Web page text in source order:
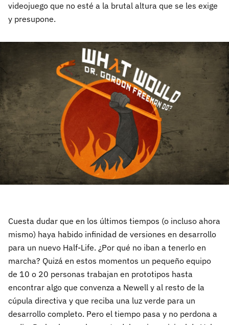
videojuego que no esté a la brutal altura que se les exige
y presupone.
Cuesta dudar que en los últimos tiempos (o incluso ahora
mismo) haya habido infinidad de versiones en desarrollo
para un nuevo Half-Life. ¿Por qué no iban a tenerlo en
marcha? Quizá en estos momentos un pequeño equipo
de 10 o 20 personas trabajan en prototipos hasta
encontrar algo que convenza a Newell y al resto de la
cúpula directiva y que reciba una luz verde para un
desarrollo completo. Pero el tiempo pasa y no perdona a